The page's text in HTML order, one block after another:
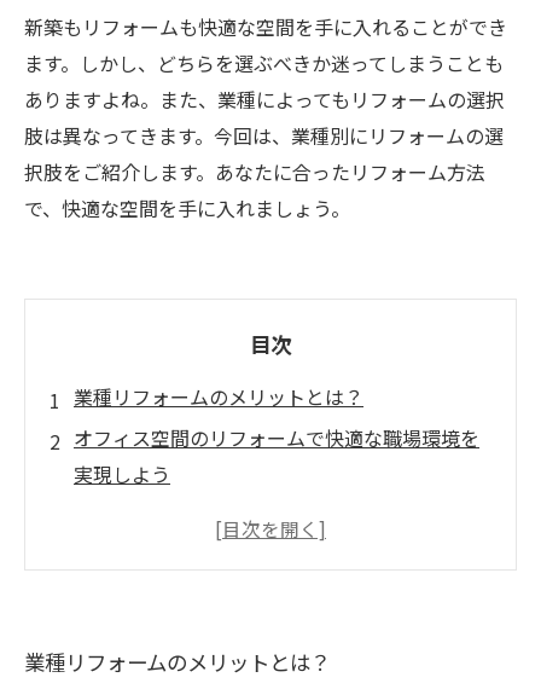
新築もリフォームも快適な空間を手に入れることができ
ます。しかし、どちらを選ぶべきか迷ってしまうことも
ありますよね。また、業種によってもリフォームの選択
肢は異なってきます。今回は、業種別にリフォームの選
択肢をご紹介します。あなたに合ったリフォーム方法
で、快適な空間を手に入れましょう。
目次
業種リフォームのメリットとは？
オフィス空間のリフォームで快適な職場環境を
実現しよう
医療現場のリフォームで安心・安全な診療環境
リノベーションで業種を超えた多様な空間デザ
業種リフォームのメリットとは？